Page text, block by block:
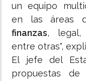
un equipo
en las áreas
finanzas, legal,
entre otras",
El jefe del
propuestas